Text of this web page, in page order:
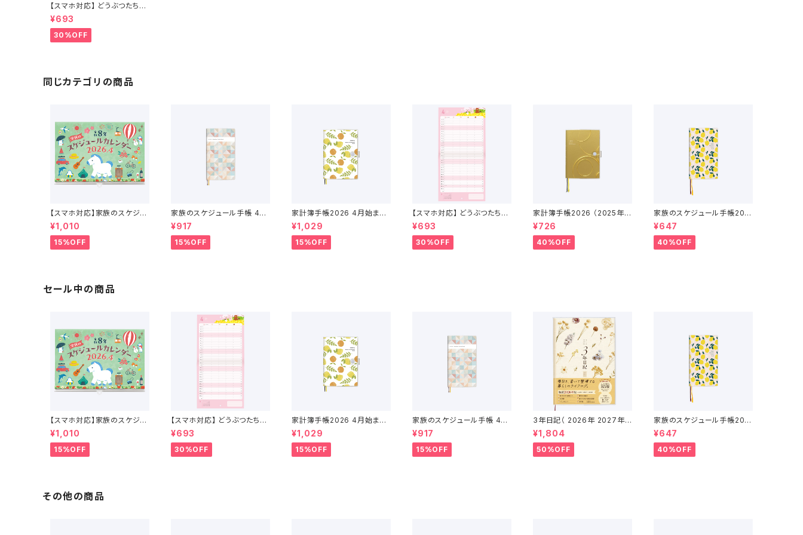
【スマホ対応】 どうぶつたちの
スケジュールカレンダー 202
6年 1月始まり
¥693
30%OFF
同じカテゴリの商品
【スマホ対応】家族のスケジュ
ールカレンダー 4月始まり （2
026年4月〜2027年4月）
¥1,010
15%OFF
家族のスケジュール手帳 4月
始まり（2026年3月〜2027
年4月）
¥917
15%OFF
家計簿手帳2026 4月始まり
（2026年3月〜2027年4月）
¥1,029
15%OFF
【スマホ対応】 どうぶつたちの
スケジュールカレンダー 202
6年 4月始まり
¥693
30%OFF
家計簿手帳2026 （2025年1
2月〜2027年1月）
¥726
40%OFF
家族のスケジュール手帳202
6（2025年12月〜2027年1
月）
¥647
40%OFF
セール中の商品
【スマホ対応】家族のスケジュ
ールカレンダー 4月始まり （2
026年4月〜2027年4月）
¥1,010
15%OFF
【スマホ対応】 どうぶつたちの
スケジュールカレンダー 202
6年 4月始まり
¥693
30%OFF
家計簿手帳2026 4月始まり
（2026年3月〜2027年4月）
¥1,029
15%OFF
家族のスケジュール手帳 4月
始まり（2026年3月〜2027
年4月）
¥917
15%OFF
3年日記（ 2026年 2027年 2
028年 ）
¥1,804
50%OFF
家族のスケジュール手帳202
6（2025年12月〜2027年1
月）
¥647
40%OFF
その他の商品